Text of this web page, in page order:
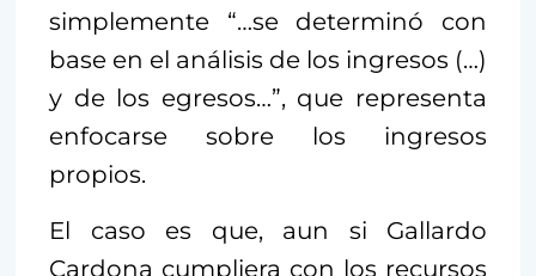
simplemente “…se determinó con
base en el análisis de los ingresos (…)
y de los egresos…”, que representa
enfocarse sobre los ingresos
propios.
El caso es que, aun si Gallardo
Cardona cumpliera con los recursos